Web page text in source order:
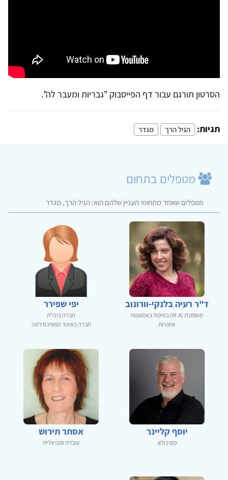
הסרטון תורגם עבור דף הפייסבוק "גבריות ומעבר לה".
תגיות: הגיל הרך מגדר
מטפלים בתחום
מטפלים שאחד מתחומי העניין שלהם הוא: הגיל הרך, מגדר
ד"ר רעיה בלנקי-וורונוב
מוסמכת (M.A) בטיפול באמצעות
אמנויות
יפי שפירר
חברה ביה"ת
חברה באיגוד הפסיכודרמה
יוסף קליינר
פסיכולוג
אסתר תירוש
עובדת סוציאלית